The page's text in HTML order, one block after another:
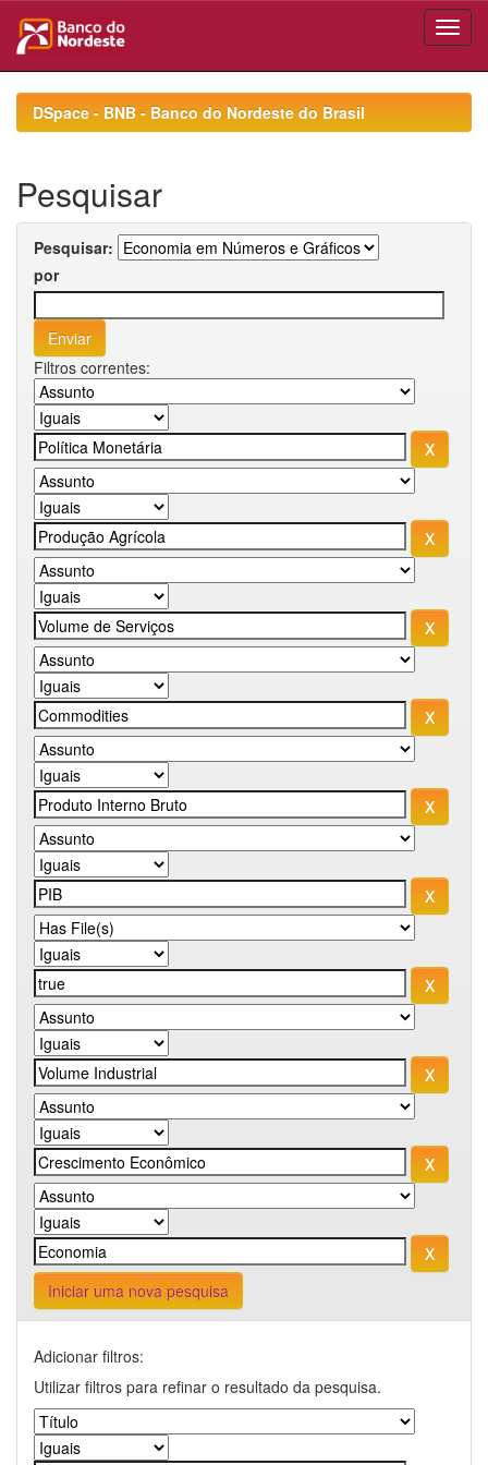
navigationDSpace - BNB - Banco do Nordeste do Brasil
Pesquisar
Pesquisar:
por
Filtros correntes:
Iniciar uma nova pesquisa
Adicionar filtros:
Utilizar filtros para refinar o resultado da pesquisa.